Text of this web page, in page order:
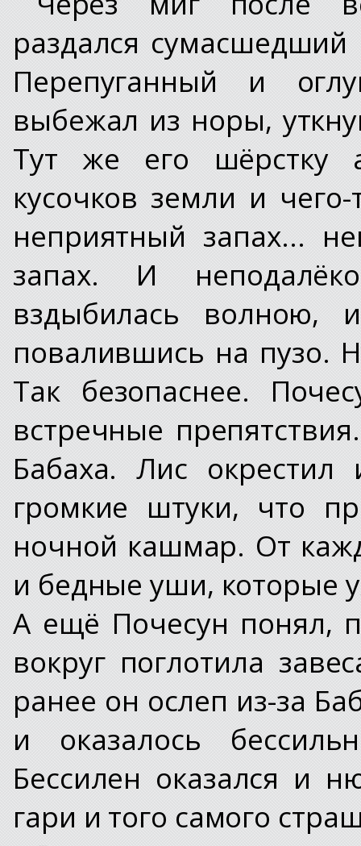
раздался
Перепуганный и
выбежал из норы,
Тут же его шёрстку
кусочков земли и
неприятный запах...
запах. И
вздыбилась волною,
повалившись на пузо.
Так безопаснее.
встречные
Бабаха. Лис
громкие штуки, что
ночной кашмар. От
и бедные уши, которые
А ещё Почесун понял,
вокруг поглотила
ранее он ослеп из-за
и оказалось
Бессилен оказался и
гари и того самого